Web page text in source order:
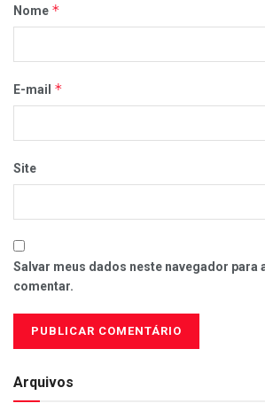
Nome *
E-mail *
Site
Salvar meus dados neste navegador para
comentar.
Arquivos